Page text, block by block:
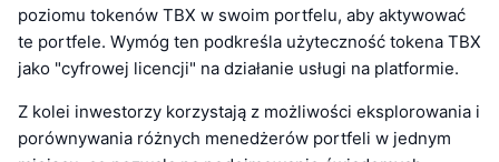
poziomu tokenów TBX w swoim portfelu, aby aktywować
te portfele. Wymóg ten podkreśla użyteczność tokena TBX
jako "cyfrowej licencji" na działanie usługi na platformie.
Z kolei inwestorzy korzystają z możliwości eksplorowania i
porównywania różnych menedżerów portfeli w jednym